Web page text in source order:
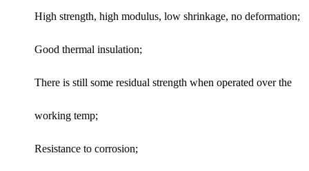
High strength, high modulus, low shrinkage, no deformation;
Good thermal insulation;
There is still some residual strength when operated over the
working temp;
Resistance to corrosion;